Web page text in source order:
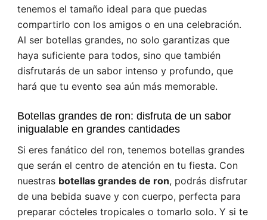
tenemos el tamaño ideal para que puedas
compartirlo con los amigos o en una celebración.
Al ser botellas grandes, no solo garantizas que
haya suficiente para todos, sino que también
disfrutarás de un sabor intenso y profundo, que
hará que tu evento sea aún más memorable.
Botellas grandes de ron: disfruta de un sabor
inigualable en grandes cantidades
Si eres fanático del ron, tenemos botellas grandes
que serán el centro de atención en tu fiesta. Con
nuestras botellas grandes de ron, podrás disfrutar
de una bebida suave y con cuerpo, perfecta para
preparar cócteles tropicales o tomarlo solo. Y si te